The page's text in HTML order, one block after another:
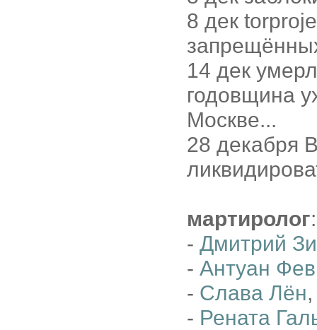
8 дек
14 дек
годовщина
Москве...
28 декабря
мартиролог:
- Дмитрий
- Антуан
- Слава Лён
- Рената